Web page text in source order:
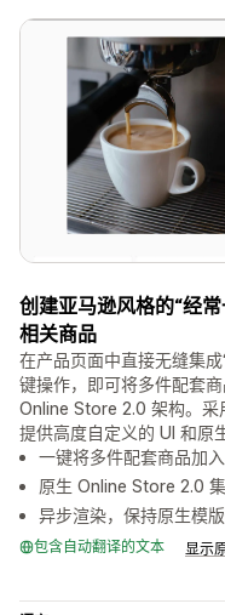
创建亚马逊风格的“经
相关商品
在产品页面中直接无缝集
键操作，即可将多件配套
Online Store 2.0 架构。采
提供高度自定义的 UI 和原
一键将多件配套商品加入
原生 Online Store 2.0 集
异步渲染，保持原生模版
包含自动翻译的文本 显示